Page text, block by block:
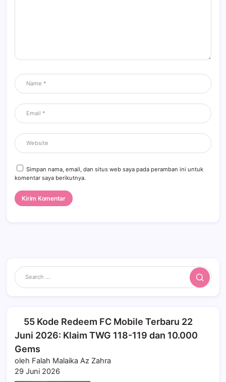
Simpan nama, email, dan situs web saya pada peramban ini untuk
komentar saya berikutnya.
Search
55 Kode Redeem FC Mobile Terbaru 22
Juni 2026: Klaim TWG 118-119 dan 10.000
Gems
oleh Falah Malaika Az Zahra
29 Juni 2026